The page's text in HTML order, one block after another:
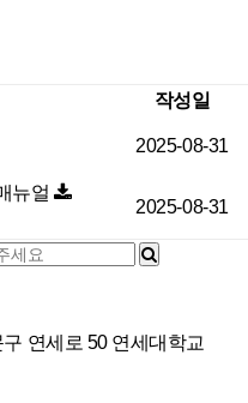
작성일
2025-08-31
뉴얼
2025-08-31
연세로 50 연세대학교